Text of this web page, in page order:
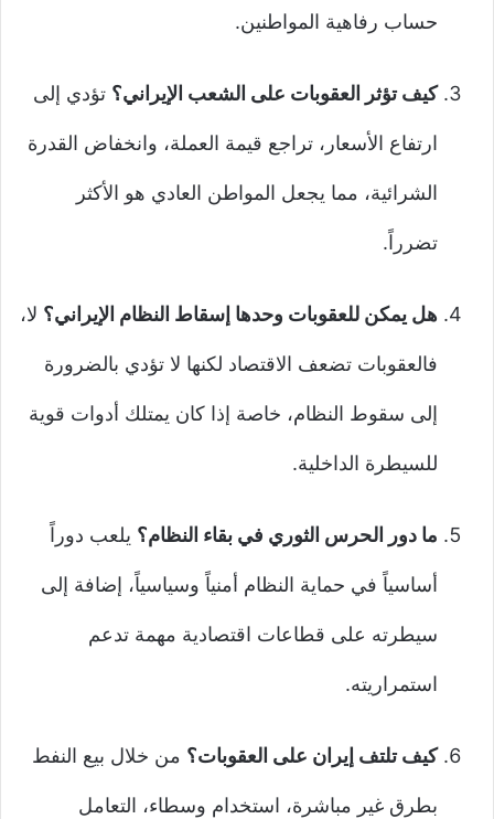
حساب رفاهية المواطنين.
كيف تؤثر العقوبات على الشعب الإيراني؟ تؤدي إلى
ارتفاع الأسعار، تراجع قيمة العملة، وانخفاض القدرة
الشرائية، مما يجعل المواطن العادي هو الأكثر
تضرراً.
هل يمكن للعقوبات وحدها إسقاط النظام الإيراني؟ لا،
فالعقوبات تضعف الاقتصاد لكنها لا تؤدي بالضرورة
إلى سقوط النظام، خاصة إذا كان يمتلك أدوات قوية
للسيطرة الداخلية.
ما دور الحرس الثوري في بقاء النظام؟ يلعب دوراً
أساسياً في حماية النظام أمنياً وسياسياً، إضافة إلى
سيطرته على قطاعات اقتصادية مهمة تدعم
استمراريته.
كيف تلتف إيران على العقوبات؟ من خلال بيع النفط
بطرق غير مباشرة، استخدام وسطاء، التعامل